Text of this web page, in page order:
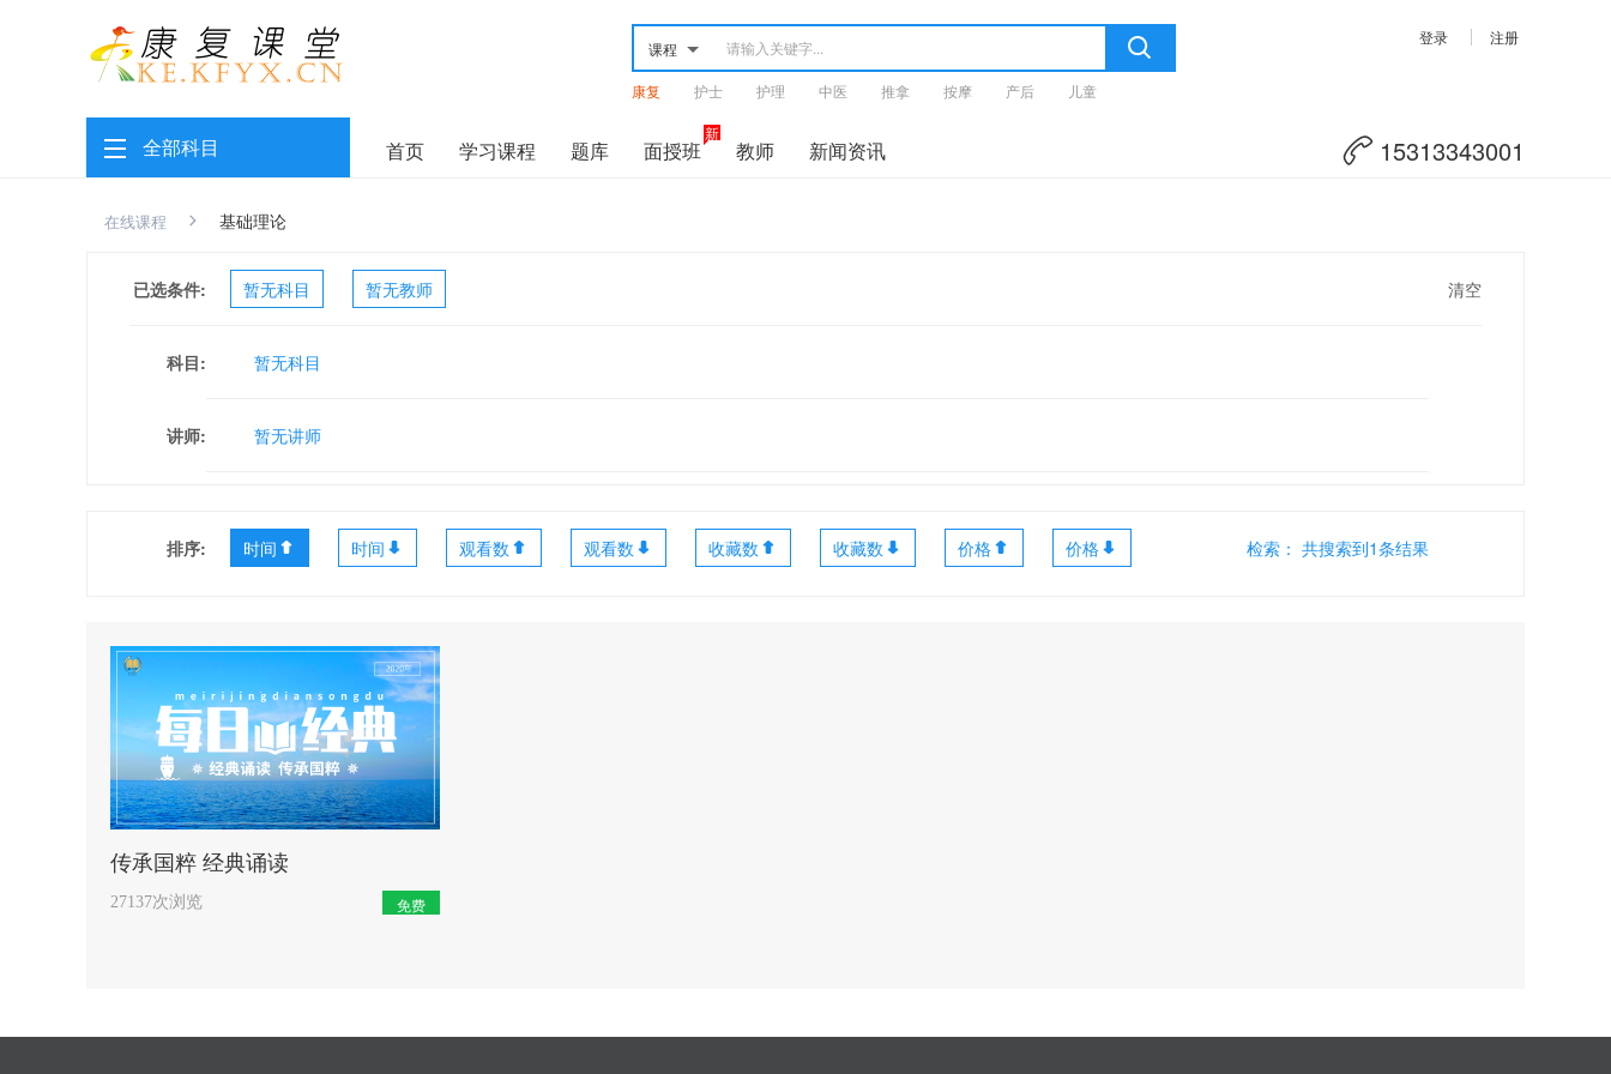
登录 注册
课程
康复 护士 护理 中医 推拿 按摩 产后
儿童
神经
首页 学习课程 题库 面授班
新
教师 新闻资讯 15313343001
全部科目
在线课程 基础理论
已选条件: 暂无科目 暂无教师 清空
科目: 暂无科目
讲师: 暂无讲师
排序: 时间 时间 观看数 观看数 收藏数 收藏数 价格 价格 检索： 共搜索到1条结果
开始学习
传承国粹 经典诵读
免费
27137次浏览